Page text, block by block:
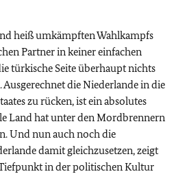
heiß umkämpften Wahlkampfs
Partner in keiner einfachen
türkische Seite überhaupt nichts
Ausgerechnet die Niederlande in die
zu rücken, ist ein absolutes
Land hat unter den Mordbrennern
Und nun auch noch die
damit gleichzusetzen, zeigt
in der politischen Kultur